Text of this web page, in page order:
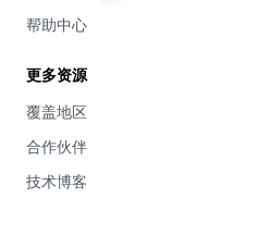
帮助中心
更多资源
覆盖地区
合作伙伴
技术博客